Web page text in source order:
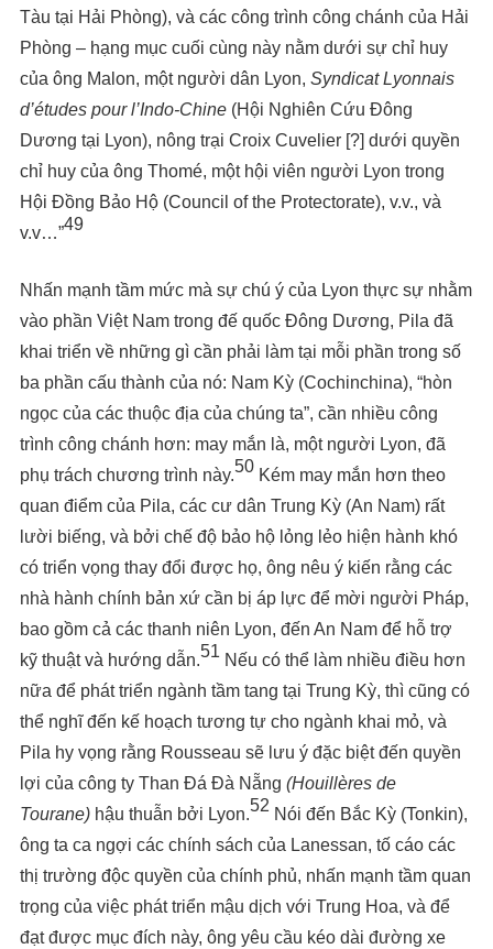
Tàu tại Hải Phòng), và các công trình công chánh của Hải
Phòng – hạng mục cuối cùng này nằm dưới sự chỉ huy
của ông Malon, một người dân Lyon, Syndicat Lyonnais
d’études pour l’Indo-Chine (Hội Nghiên Cứu Đông
Dương tại Lyon), nông trại Croix Cuvelier [?] dưới quyền
chỉ huy của ông Thomé, một hội viên người Lyon trong
Hội Đồng Bảo Hộ (Council of the Protectorate), v.v., và
v.v…”49
Nhấn mạnh tầm mức mà sự chú ý của Lyon thực sự nhằm
vào phần Việt Nam trong đế quốc Đông Dương, Pila đã
khai triển về những gì cần phải làm tại mỗi phần trong số
ba phần cấu thành của nó: Nam Kỳ (Cochinchina), “hòn
ngọc của các thuộc địa của chúng ta”, cần nhiều công
trình công chánh hơn: may mắn là, một người Lyon, đã
phụ trách chương trình này.50 Kém may mắn hơn theo
quan điểm của Pila, các cư dân Trung Kỳ (An Nam) rất
lười biếng, và bởi chế độ bảo hộ lỏng lẻo hiện hành khó
có triển vọng thay đổi được họ, ông nêu ý kiến rằng các
nhà hành chính bản xứ cần bị áp lực để mời người Pháp,
bao gồm cả các thanh niên Lyon, đến An Nam để hỗ trợ
kỹ thuật và hướng dẫn.51 Nếu có thể làm nhiều điều hơn
nữa để phát triển ngành tầm tang tại Trung Kỳ, thì cũng có
thể nghĩ đến kế hoạch tương tự cho ngành khai mỏ, và
Pila hy vọng rằng Rousseau sẽ lưu ý đặc biệt đến quyền
lợi của công ty Than Đá Đà Nẵng (Houillères de
Tourane) hậu thuẫn bởi Lyon.52 Nói đến Bắc Kỳ (Tonkin),
ông ta ca ngợi các chính sách của Lanessan, tố cáo các
thị trường độc quyền của chính phủ, nhấn mạnh tầm quan
trọng của việc phát triển mậu dịch với Trung Hoa, và để
đạt được mục đích này, ông yêu cầu kéo dài đường xe